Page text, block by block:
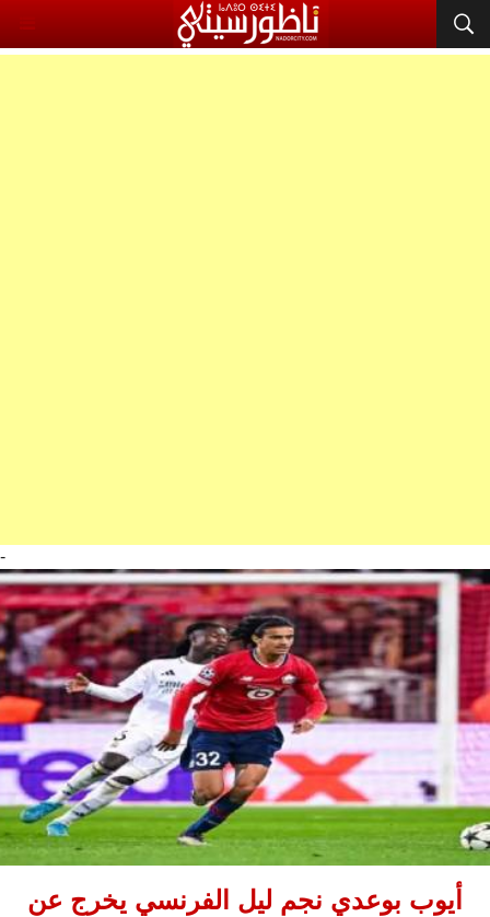
-
أيوب بوعدي نجم ليل الفرنسي يخرج عن